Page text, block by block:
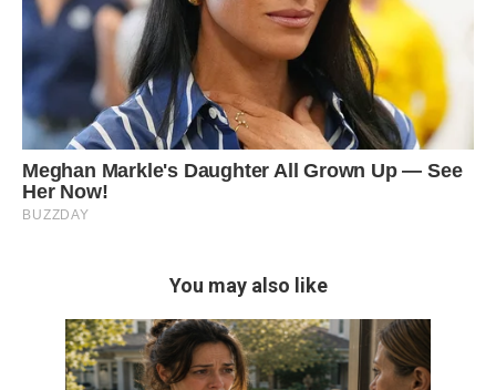
You may also like